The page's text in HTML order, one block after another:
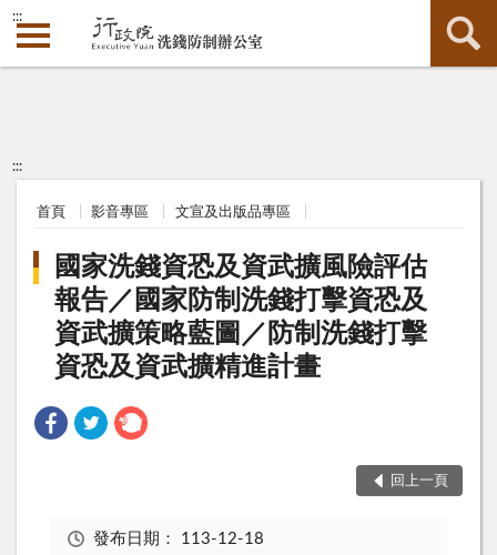
:::
:::
首頁 影音專區 文宣及出版品專區
國家洗錢資恐及資武擴風險評估
報告／國家防制洗錢打擊資恐及
資武擴策略藍圖／防制洗錢打擊
資恐及資武擴精進計畫
回上一頁
發布日期： 113-12-18